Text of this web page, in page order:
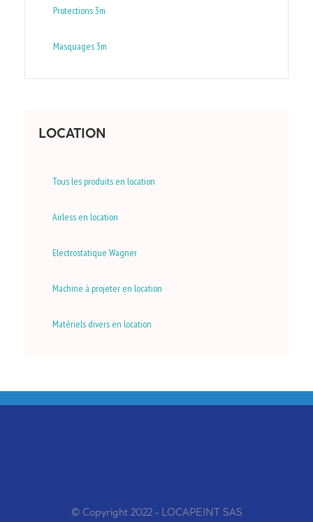
Protections 3m
Masquages 3m
LOCATION
Tous les produits en location
Airless en location
Electrostatique Wagner
Machine à projeter en location
Matériels divers en location
© Copyright 2022 - LOCAPEINT SAS